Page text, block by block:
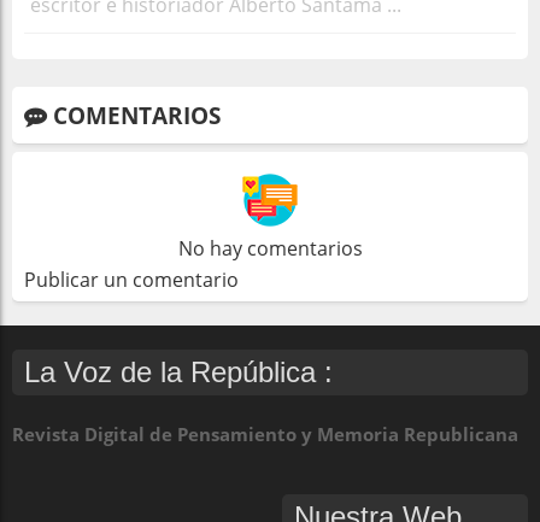
COMENTARIOS
No hay comentarios
Publicar un comentario
La Voz de la República :
Revista Digital de Pensamiento y Memoria Republicana